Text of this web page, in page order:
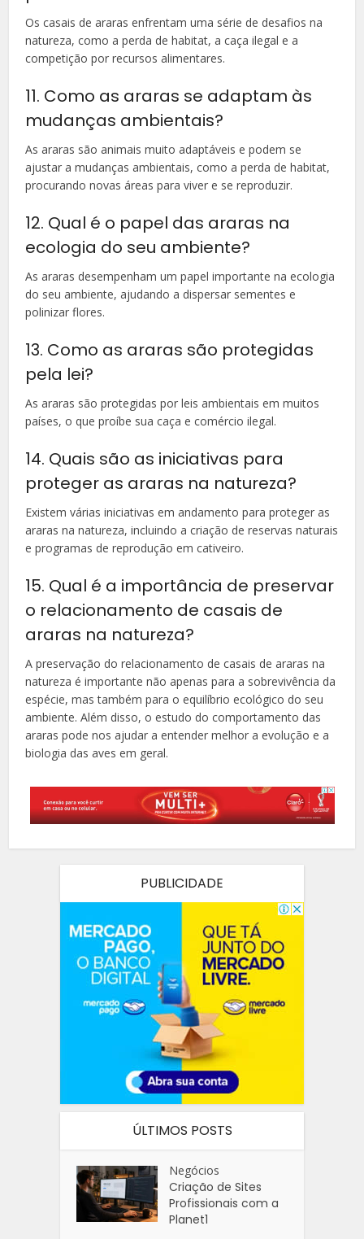
Os casais de araras enfrentam uma série de desafios na
natureza, como a perda de habitat, a caça ilegal e a
competição por recursos alimentares.
11. Como as araras se adaptam às
mudanças ambientais?
As araras são animais muito adaptáveis e podem se
ajustar a mudanças ambientais, como a perda de habitat,
procurando novas áreas para viver e se reproduzir.
12. Qual é o papel das araras na
ecologia do seu ambiente?
As araras desempenham um papel importante na ecologia
do seu ambiente, ajudando a dispersar sementes e
polinizar flores.
13. Como as araras são protegidas
pela lei?
As araras são protegidas por leis ambientais em muitos
países, o que proíbe sua caça e comércio ilegal.
14. Quais são as iniciativas para
proteger as araras na natureza?
Existem várias iniciativas em andamento para proteger as
araras na natureza, incluindo a criação de reservas naturais
e programas de reprodução em cativeiro.
15. Qual é a importância de preservar
o relacionamento de casais de
araras na natureza?
A preservação do relacionamento de casais de araras na
natureza é importante não apenas para a sobrevivência da
espécie, mas também para o equilíbrio ecológico do seu
ambiente. Além disso, o estudo do comportamento das
araras pode nos ajudar a entender melhor a evolução e a
biologia das aves em geral.
PUBLICIDADE
ÚLTIMOS POSTS
Negócios
Criação de Sites
Profissionais com a
Planet1